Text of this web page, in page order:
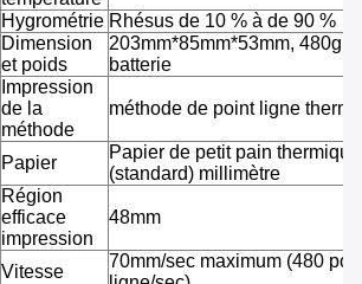
Hygrométrie Rhésus de 10 % à de 90 %
Dimension
et poids
203mm*85mm*53mm, 480g
batterie
Impression
de la
méthode
méthode de point ligne
Papier
Papier de petit pain
(standard) millimètre
Région
efficace
impression
48mm
Vitesse
70mm/sec maximum (480